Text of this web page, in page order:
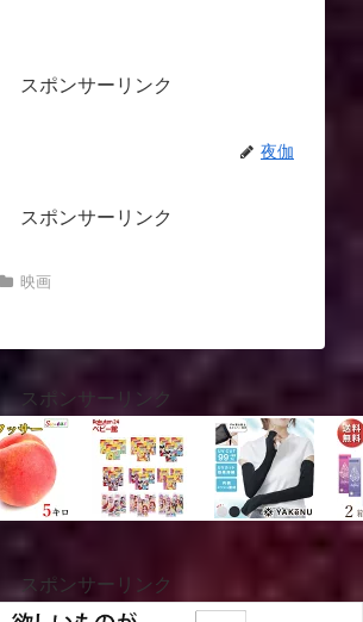
スポンサーリンク
夜伽
スポンサーリンク
映画
スポンサーリンク
スポンサーリンク